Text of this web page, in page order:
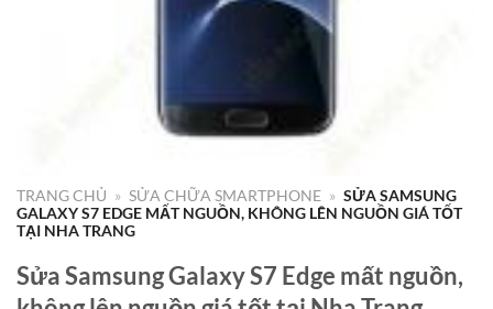
TRANG CHỦ » SỬA CHỮA SMARTPHONE » SỬA SAMSUNG
GALAXY S7 EDGE MẤT NGUỒN, KHÔNG LÊN NGUỒN GIÁ TỐT
TẠI NHA TRANG
Sửa Samsung Galaxy S7 Edge mất nguồn,